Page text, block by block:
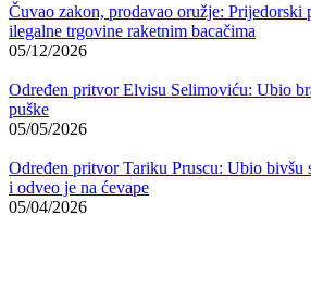
Čuvao zakon, prodavao oružje: Prijedorski
ilegalne trgovine raketnim bacačima
05/12/2026
Određen pritvor Elvisu Selimoviću: Ubio
puške
05/05/2026
Određen pritvor Tariku Pruscu: Ubio bivšu
i odveo je na ćevape
05/04/2026